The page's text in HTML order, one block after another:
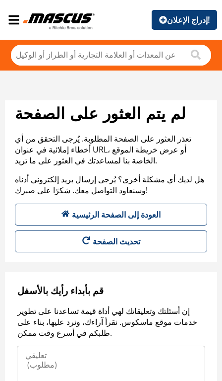
إدراج الإعلان!
لم يتم العثور على الصفحة
تعذر العثور على الصفحة المطلوبة. يُرجى التحقق من أي
أخطاء إملائية في عنوان URL، أو عرض خريطة الموقع
الخاصة بنا لمساعدتك في العثور على ما تريد.
هل لديك أي مشكلة أخرى؟ يُرجى إرسال بريد إلكتروني أدناه
وسنعاود التواصل معك. شكرًا على صبرك!
العودة إلى الصفحة الرئيسية
تحديث الصفحة
قم بأبداء رأيك بالأسفل
إن أسئلتك وتعليقاتك لهي أداة قيمة تساعدنا على تطوير
خدمات موقع ماسكوس. نقرأ آراءك، ونرد عليها، بناء على
طلبكم في أسرع وقت ممكن.